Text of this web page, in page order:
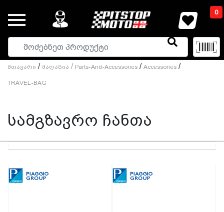
0
Მთავარი / Მაღაზია / Parts-And-Accessories / Accessories /
TRAVEL-BAG
სამგზავრო ჩანთა